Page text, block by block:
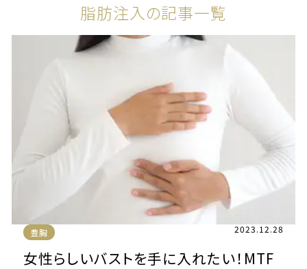
脂肪注入の記事一覧
豊胸 2023.12.28
女性らしいバストを手に入れたい！MTF